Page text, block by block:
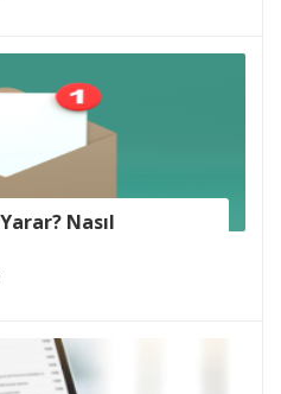
Nasıl